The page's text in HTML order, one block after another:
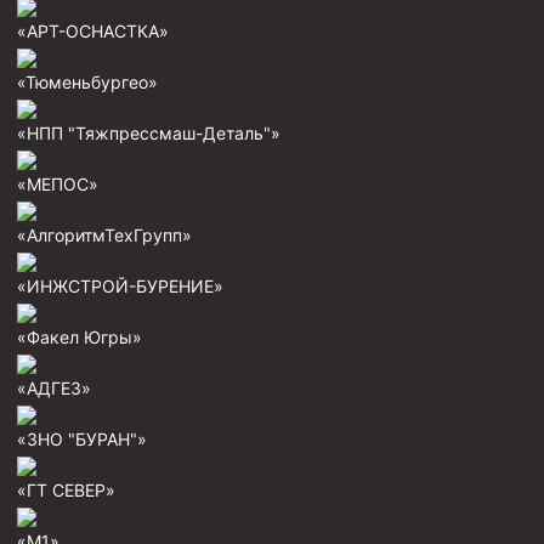
Пробки цементировочные
Скребки корончатые СК и тросовые СТ
Башмаки колонные
Инструмент для бурения и КРС (ловильный, аварийный)
Перья для резки кабеля
Шаблоны колонные
Пауки механические
Желонки
«АРТ-ОСНАСТКА»
«Тюменьбургео»
«НПП "Тяжпрессмаш-Деталь"»
«МЕПОС»
«АлгоритмТехГрупп»
«ИНЖСТРОЙ-БУРЕНИЕ»
«Факел Югры»
«АДГЕЗ»
«ЗНО "БУРАН"»
«ГТ СЕВЕР»